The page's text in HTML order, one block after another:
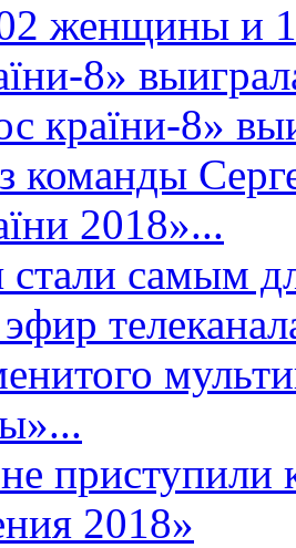
женщины и
8»
країни-8»
команды
2018»...
самым
приступили
2018»